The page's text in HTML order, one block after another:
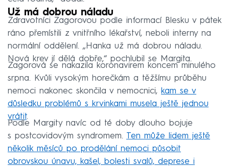
Už má dobrou náladu
Zdravotníci Zagorovou podle informací Blesku v pátek
ráno přemístili z vnitřního lékařství, neboli interny na
normální oddělení. „Hanka už má dobrou náladu.
Nová krev jí dělá dobře,“ pochlubil se Margita.
Zagorová se nakazila koronavirem koncem minulého
srpna. Kvůli vysokým horečkám a těžšímu průběhu
nemoci nakonec skončila v nemocnici, kam se v
důsledku problémů s krvinkami musela ještě jednou
vrátit.
Podle Margity navíc od té doby dlouho bojuje
s postcovidovým syndromem. Ten může lidem ještě
několik měsíců po prodělání nemoci působit
obrovskou únavu, kašel, bolesti svalů, deprese i